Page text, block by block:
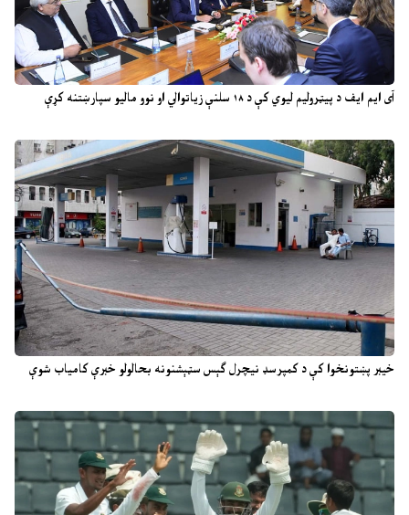
آی ایم ایف د پیټرولیم لیوي کې د ۱۸ سلنې زیاتوالي او نوو مالیو سپارښتنه کړې
خیبر پښتونخوا کې د کمپرسډ نیچرل ګېس سټېشنونه بحالولو خبرې کامیاب شوې